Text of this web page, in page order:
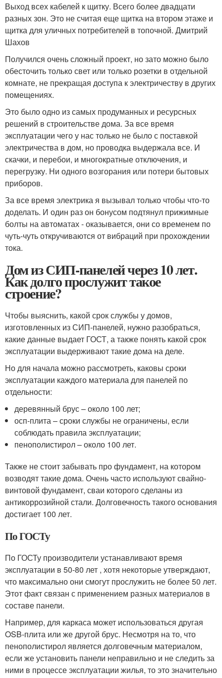
Выход всех кабелей к щитку. Всего более двадцати
разных зон. Это не считая еще щитка на втором этаже и
щитка для уличных потребителей в топочной. Дмитрий
Шахов
Получился очень сложный проект, но зато можно было
обесточить только свет или только розетки в отдельной
комнате, не прекращая доступа к электричеству в других
помещениях.
Это было одно из самых продуманных и ресурсных
решений в строительстве дома. За все время
эксплуатации чего у нас только не было с поставкой
электричества в дом, но проводка выдержала все. И
скачки, и перебои, и многократные отключения, и
перегрузку. Ни одного возгорания или потери бытовых
приборов.
За все время электрика я вызывал только чтобы что-то
доделать. И один раз он бонусом подтянул прижимные
болты на автоматах - оказывается, они со временем по
чуть-чуть откручиваются от вибраций при прохождении
тока.
Дом из СИП-панелей через 10 лет.
Как долго прослужит такое
строение?
Чтобы выяснить, какой срок службы у домов,
изготовленных из СИП-панелей, нужно разобраться,
какие данные выдает ГОСТ, а также понять какой срок
эксплуатации выдерживают такие дома на деле.
Но для начала можно рассмотреть, каковы сроки
эксплуатации каждого материала для панелей по
отдельности:
деревянный брус – около 100 лет;
осп-плита – сроки службы не ограничены, если
соблюдать правила эксплуатации;
пенополистирол – около 100 лет.
Также не стоит забывать про фундамент, на котором
возводят такие дома. Очень часто используют свайно-
винтовой фундамент, сваи которого сделаны из
антикоррозийной стали. Долговечность такого основания
достигает 100 лет.
По ГОСТу
По ГОСТу производители устанавливают время
эксплуатации в 50-80 лет , хотя некоторые утверждают,
что максимально они смогут прослужить не более 50 лет.
Этот факт связан с применением разных материалов в
составе панели.
Например, для каркаса может использоваться другая
OSB-плита или же другой брус. Несмотря на то, что
пенополистирол является долговечным материалом,
если же установить панели неправильно и не следить за
ними в процессе эксплуатации жилья, то это значительно